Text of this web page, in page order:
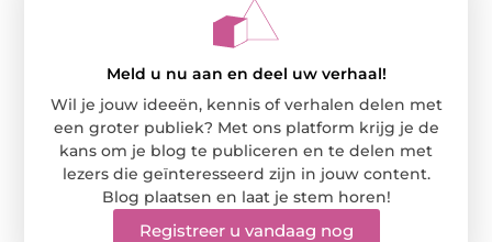
Meld u nu aan en deel uw verhaal!
Wil je jouw ideeën, kennis of verhalen delen met
een groter publiek? Met ons platform krijg je de
kans om je blog te publiceren en te delen met
lezers die geïnteresseerd zijn in jouw content.
Blog plaatsen en laat je stem horen!
Registreer u vandaag nog